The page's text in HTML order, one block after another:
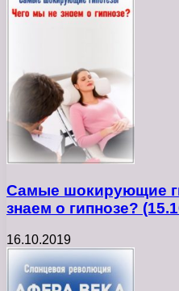
Самые шокирующие
знаем о гипнозе?
16.10.2019